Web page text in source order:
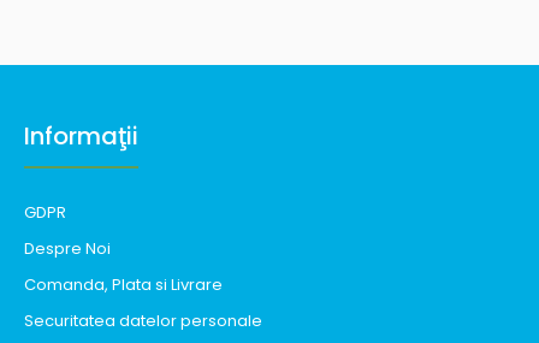
Informaţii
GDPR
Despre Noi
Comanda, Plata si Livrare
Securitatea datelor personale